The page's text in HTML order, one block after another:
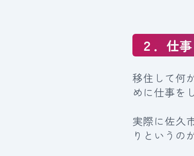
２．仕
移住して何
めに仕事を
実際に佐久
りというの